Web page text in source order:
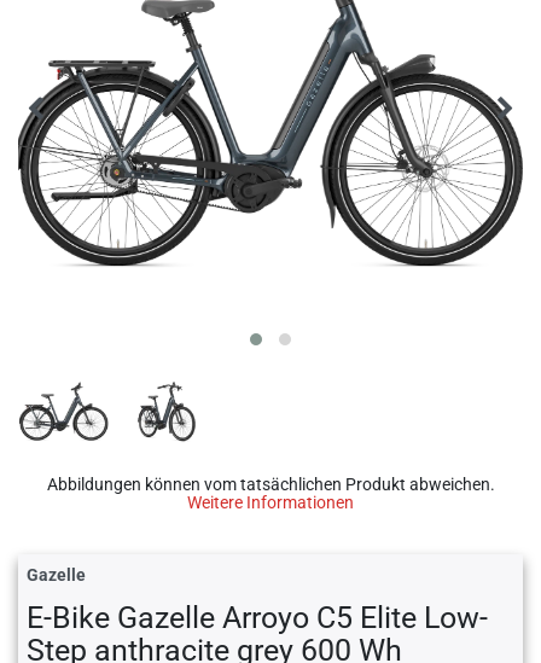
Abbildungen können vom tatsächlichen Produkt abweichen.
Weitere Informationen
Gazelle
E-Bike Gazelle Arroyo C5 Elite Low-
Step anthracite grey 600 Wh